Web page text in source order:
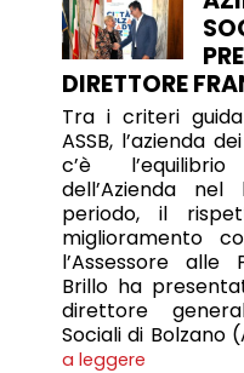
DIRETTORE
Tra i criteri
ASSB, l’azienda
c’è l’equilibrio
dell’Azienda
periodo, il
miglioramento
l’Assessore alle
Brillo ha
direttore
Sociali di Bolzano
a leggere